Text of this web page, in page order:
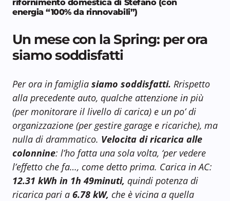
rifornimento domestica di Stefano (con
energia “100% da rinnovabili”)
Un mese con la Spring: per ora
siamo soddisfatti
Per ora in famiglia siamo soddisfatti. Rrispetto
alla precedente auto, qualche attenzione in più
(per monitorare il livello di carica) e un po’ di
organizzazione (per gestire garage e ricariche), ma
nulla di drammatico. Velocita di ricarica alle
colonnine: l’ho fatta una sola volta, ‘per vedere
l’effetto che fa…, come detto prima. Carica in AC:
12.31 kWh in 1h 49minuti, quindi potenza di
ricarica pari a 6.78 kW, che è vicina a quella